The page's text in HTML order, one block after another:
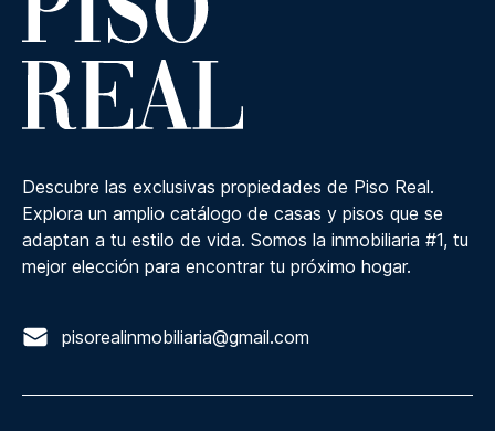
Descubre las exclusivas propiedades de Piso Real.
Explora un amplio catálogo de casas y pisos que se
adaptan a tu estilo de vida. Somos la inmobiliaria #1, tu
mejor elección para encontrar tu próximo hogar.
pisorealinmobiliaria@gmail.com